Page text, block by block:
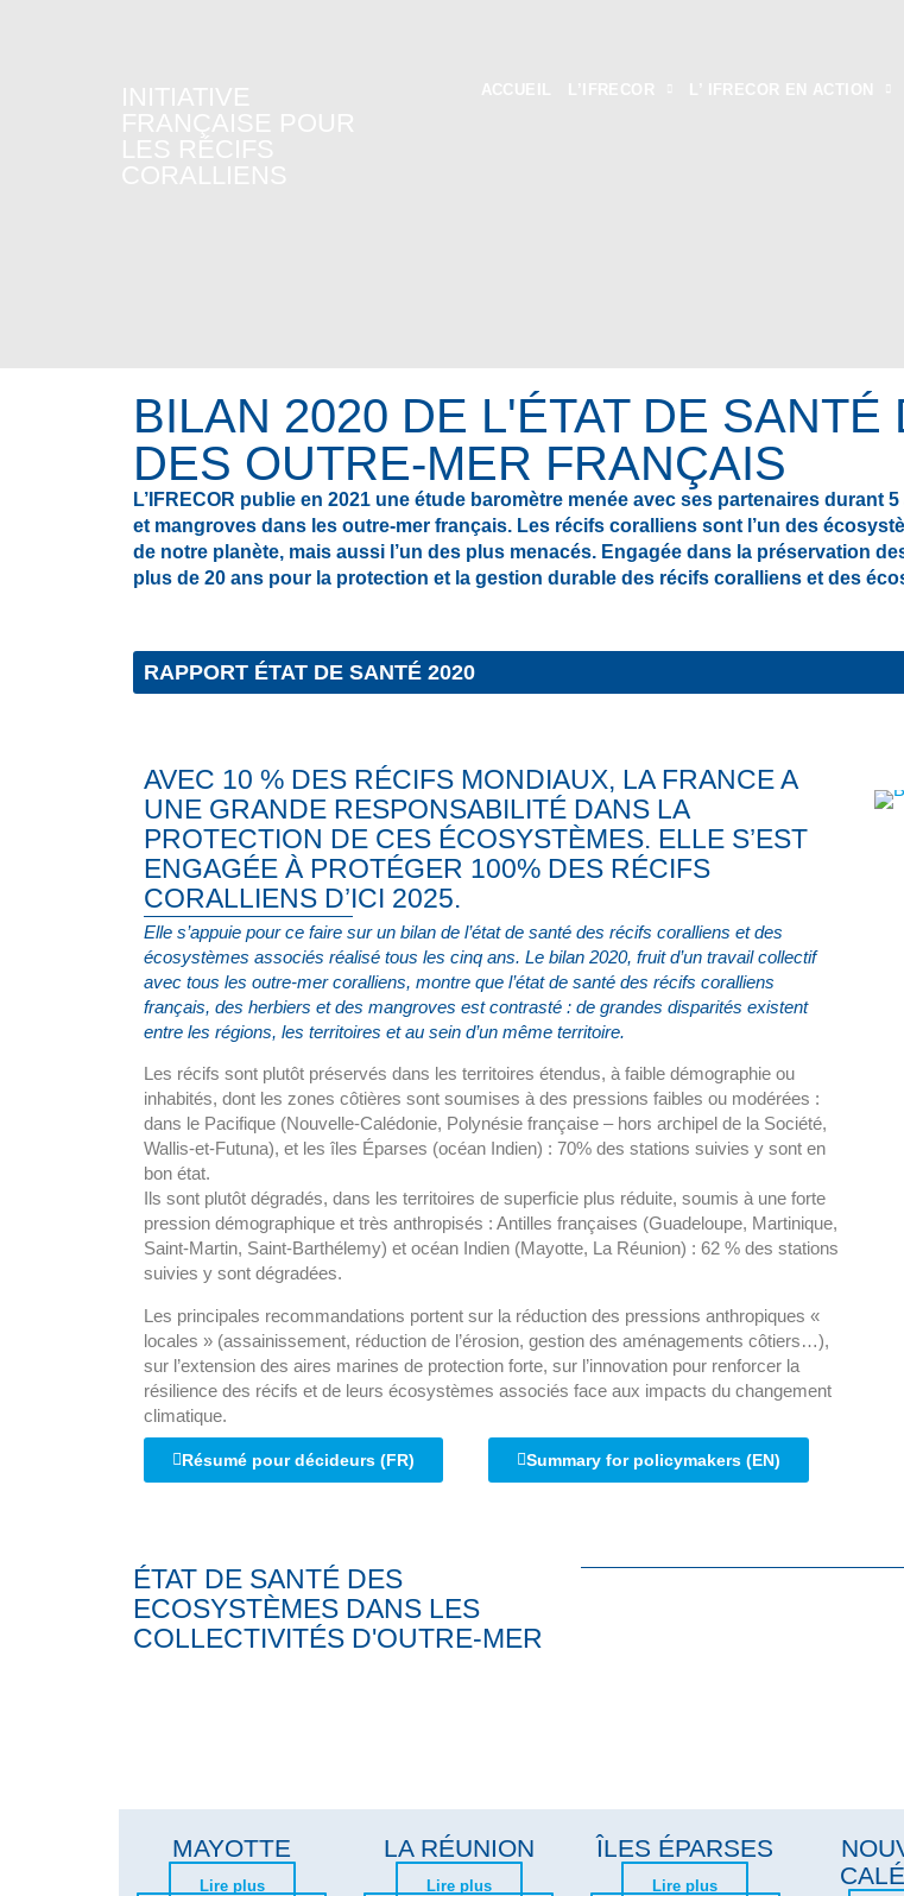
BILAN 2020 DE L'ÉTAT DE
DES OUTRE-MER FRANÇAIS
L’IFRECOR publie en 2021 une étude baromètre menée avec ses partenaires
et mangroves dans les outre-mer français. Les récifs coralliens sont l’un des
de notre planète, mais aussi l’un des plus menacés. Engagée dans la préservation
plus de 20 ans pour la protection et la gestion durable des récifs coralliens et des
RAPPORT ÉTAT DE SANTÉ 2020
AVEC 10 % DES RÉCIFS MONDIAUX, LA FRANCE A
UNE GRANDE RESPONSABILITÉ DANS LA
PROTECTION DE CES ÉCOSYSTÈMES. ELLE S’EST
ENGAGÉE À PROTÉGER 100% DES RÉCIFS
CORALLIENS D’ICI 2025.​
Elle s’appuie pour ce faire sur un bilan de l’état de santé des récifs coralliens et des
écosystèmes associés réalisé tous les cinq ans. Le bilan 2020, fruit d’un travail collectif
avec tous les outre-mer coralliens, montre que l’état de santé des récifs coralliens
français, des herbiers et des mangroves est contrasté : de grandes disparités existent
entre les régions, les territoires et au sein d’un même territoire.
Les récifs sont plutôt préservés dans les territoires étendus, à faible démographie ou
inhabités, dont les zones côtières sont soumises à des pressions faibles ou modérées :
dans le Pacifique (Nouvelle-Calédonie, Polynésie française – hors archipel de la Société,
Wallis-et-Futuna), et les îles Éparses (océan Indien) : 70% des stations suivies y sont en
bon état.
Ils sont plutôt dégradés, dans les territoires de superficie plus réduite, soumis à une forte
pression démographique et très anthropisés : Antilles françaises (Guadeloupe, Martinique,
Saint-Martin, Saint-Barthélemy) et océan Indien (Mayotte, La Réunion) : 62 % des stations
suivies y sont dégradées.
Les principales recommandations portent sur la réduction des pressions anthropiques «
locales » (assainissement, réduction de l’érosion, gestion des aménagements côtiers…),
sur l’extension des aires marines de protection forte, sur l’innovation pour renforcer la
résilience des récifs et de leurs écosystèmes associés face aux impacts du changement
climatique.
Résumé pour décideurs (FR) Summary for policymakers (EN)
ÉTAT DE SANTÉ DES
ECOSYSTÈMES DANS LES
COLLECTIVITÉS D'OUTRE-MER
MAYOTTE
Lire plus
LA RÉUNION
Lire plus
ÎLES ÉPARSES
Lire plus